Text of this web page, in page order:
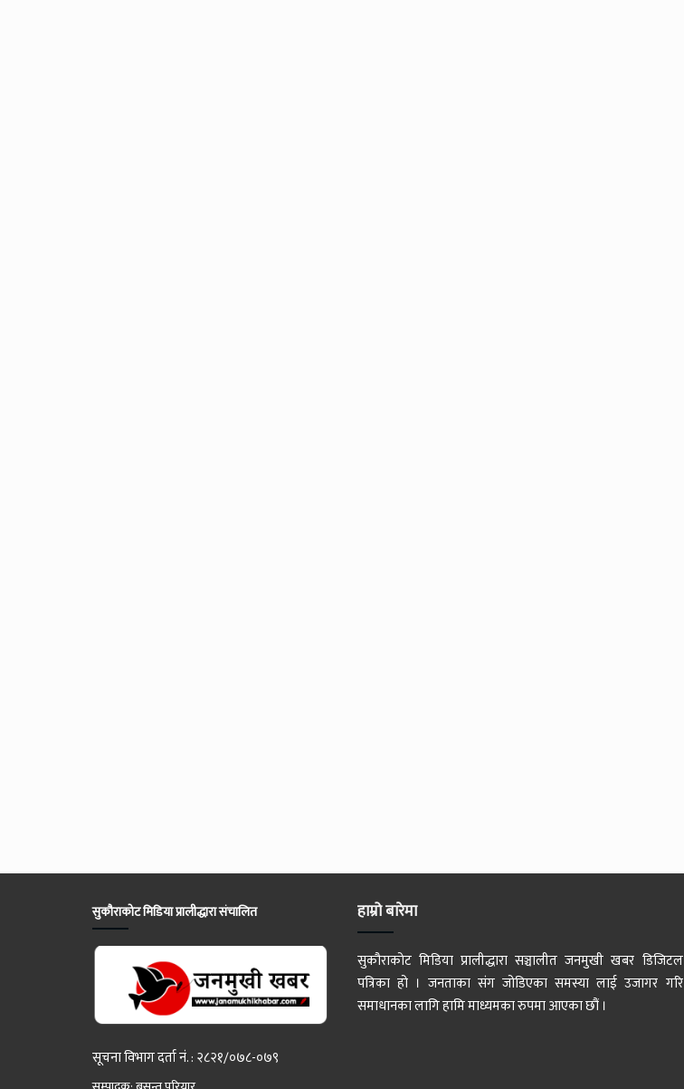
सुकौराकोट मिडिया प्रालीद्धारा संचालित
सूचना विभाग दर्ता नं. : २८२१/०७८-०७९
हाम्रो बारेमा
सुकौराकोट मिडिया प्रालीद्धारा सञ्चालीत जनमुखी खबर डिजिटल
पत्रिका हो । जनताका संग जोडिएका समस्या लाई उजागर गरि
समाधानका लागि हामि माध्यमका रुपमा आएका छौं ।